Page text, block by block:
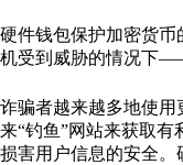
硬件钱包保护加密货
机受到威胁的情况下
诈骗者越来越多地使用
来“钓鱼”网站来获取
损害用户信息的安全